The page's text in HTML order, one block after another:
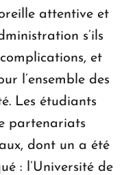
attentive et
s’ils
et
l’ensemble des
Les étudiants
partenariats
dont un a été
: l’Université de